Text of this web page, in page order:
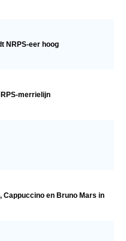
NRPS-eer hoog
merrielijn
Cappuccino en Bruno Mars in